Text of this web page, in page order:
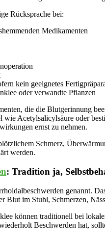
Rücksprache bei:
Medikamenten
kein geeignetes
oder verwandte Pflanzen
die die Blutgerinnung
Acetylsalicylsäure oder
ernst zu nehmen.
Schmerz,
werden.
: Tradition ja,
genannt.
Blut im Stuhl, Schmerzen,
können traditionell bei
Beschwerden hat,